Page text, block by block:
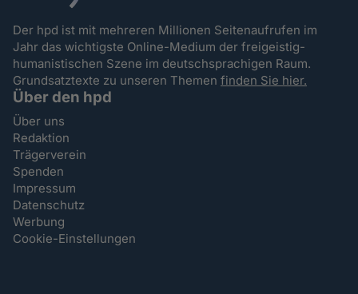
Der hpd ist mit mehreren Millionen Seitenaufrufen im
Jahr das wichtigste Online-Medium der freigeistig-
humanistischen Szene im deutschsprachigen Raum.
Grundsatztexte zu unseren Themenfinden Sie hier.
Über den hpd
Über uns
Redaktion
Trägerverein
Spenden
Impressum
Datenschutz
Werbung
Cookie-Einstellungen